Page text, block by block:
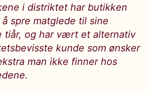
i distriktet har butikken
spre matglede til sine
tiår, og har vært et alternativ
kunde som ønsker
man ikke finner hos